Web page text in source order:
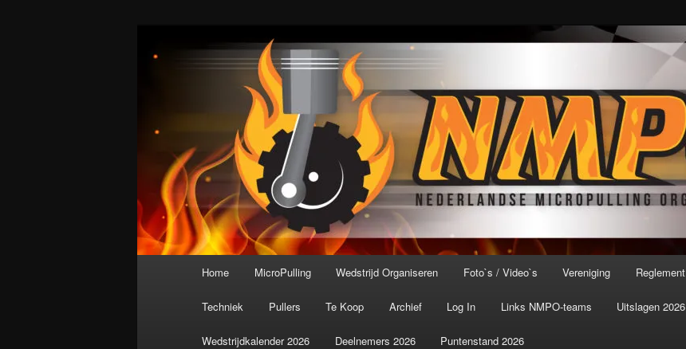
Nederlandse MicroPulling Organisatie
De meest krachtige modelbouwsport ter wereld!
Home MicroPulling Wedstrijd Organiseren Foto`s / Video`s Vereniging Reglement
Techniek Pullers Te Koop Archief Log In Links NMPO-teams Uitslagen 2026
Wedstrijdkalender 2026 Deelnemers 2026 Puntenstand 2026